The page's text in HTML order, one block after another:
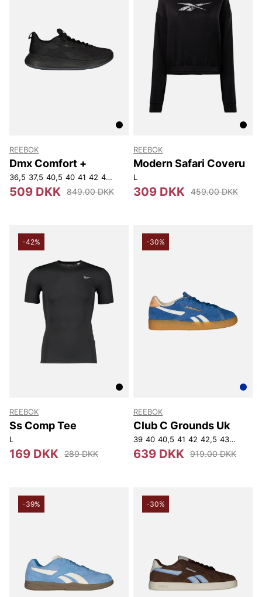
REEBOK
Dmx Comfort +
36,5 37,5 40,5 40 41 42 42,5
509 DKK 849.00 DKK
REEBOK
Modern Safari Coveru
L
309 DKK 459.00 DKK
-42%
REEBOK
Ss Comp Tee
L
169 DKK 289 DKK
-30%
REEBOK
Club C Grounds Uk
39 40 40,5 41 42 42,5 43 44
639 DKK 919.00 DKK
-39% -30%